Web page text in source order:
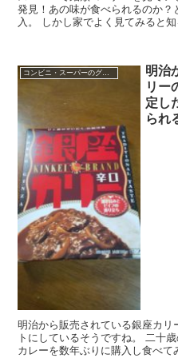
発見！あの味が食べられるのか
入。 しかし家でよく見てみると
コンビニ・スーパーのグルメ
明治
リー
定し
られ
明治から販売されている銀座カ
トにしているそうですね。 二十
カレーを数年ぶりに購入し食べ